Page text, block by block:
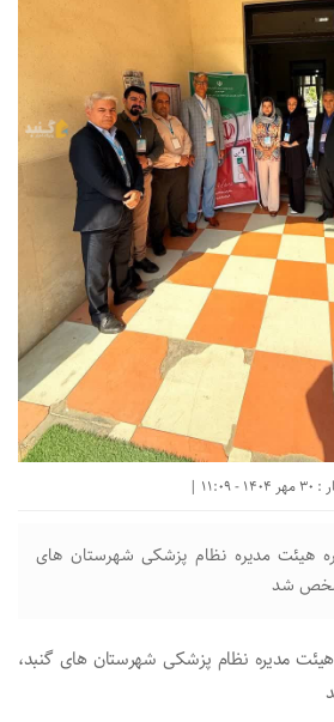
ه‍یئت مدیره نظام پزشکی شهرستان های
مشخص شد
ه‍یئت مدیره نظام پزشکی شهرستان های گنبد،